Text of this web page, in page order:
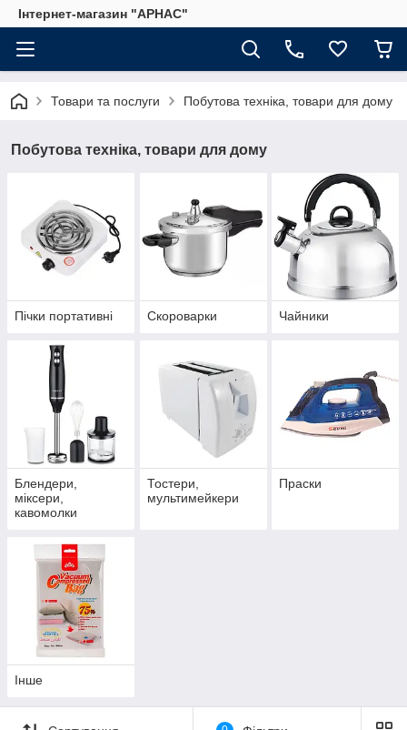
Інтернет-магазин "АРНАС"
Товари та послуги Побутова техніка, товари для дому
Побутова техніка, товари для дому
Пічки портативні Скороварки Чайники
Блендери,
міксери,
кавомолки
Тостери,
мультимейкери
Праски
Інше